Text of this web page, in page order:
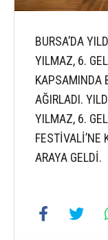
BURSA’DA
YILMAZ, 6.
KAPSAMINDA
AĞIRLADI.
YILMAZ, 6.
ARAYA GELDİ.